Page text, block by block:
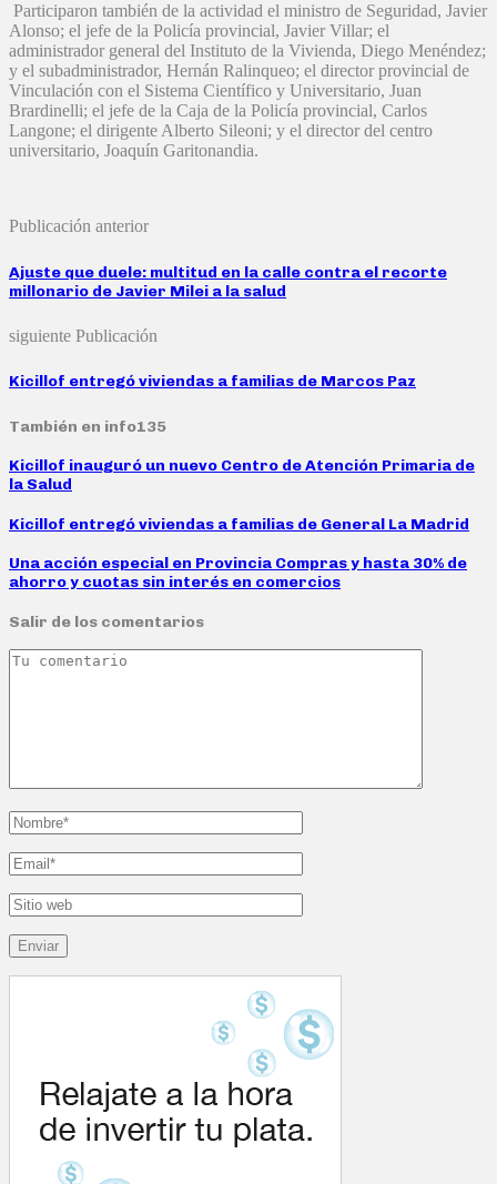
Participaron también de la actividad el ministro de Seguridad, Javier
Alonso; el jefe de la Policía provincial, Javier Villar; el
administrador general del Instituto de la Vivienda, Diego Menéndez;
y el subadministrador, Hernán Ralinqueo; el director provincial de
Vinculación con el Sistema Científico y Universitario, Juan
Brardinelli; el jefe de la Caja de la Policía provincial, Carlos
Langone; el dirigente Alberto Sileoni; y el director del centro
universitario, Joaquín Garitonandia.
Publicación anterior
Ajuste que duele: multitud en la calle contra el recorte
millonario de Javier Milei a la salud
siguiente Publicación
Kicillof entregó viviendas a familias de Marcos Paz
También en info135
Kicillof inauguró un nuevo Centro de Atención Primaria de
la Salud
Kicillof entregó viviendas a familias de General La Madrid
Una acción especial en Provincia Compras y hasta 30% de
ahorro y cuotas sin interés en comercios
Salir de los comentarios